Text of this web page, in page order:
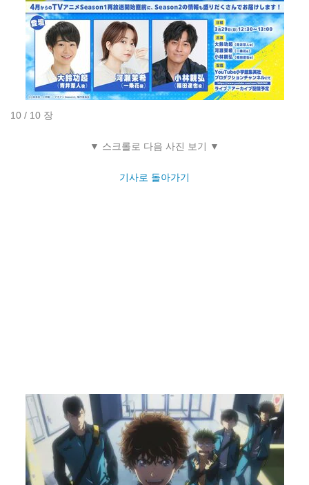
10 / 10 장
▼ 스크롤로 다음 사진 보기 ▼
기사로 돌아가기